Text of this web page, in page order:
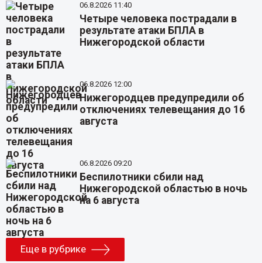
06.8.2026 11:40
Четыре человека пострадали в
результате атаки БПЛА в
Нижегородской области
06.8.2026 12:00
Нижегородцев предупредили об
отключениях телевещания до 16
августа
06.8.2026 09:20
Беспилотники сбили над
Нижегородской областью в ночь
на 6 августа
Еще в рубрике